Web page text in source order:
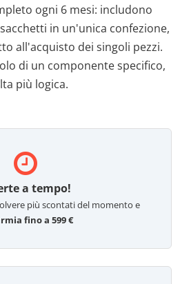
ogni 6 mesi: includono
in un'unica confezione,
all'acquisto dei singoli pezzi.
di un componente specifico,
più logica.
a tempo!
più scontati del momento e
fino a 599 €